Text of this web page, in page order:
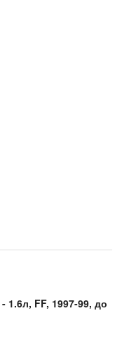
1.6л, FF, 1997-99, до